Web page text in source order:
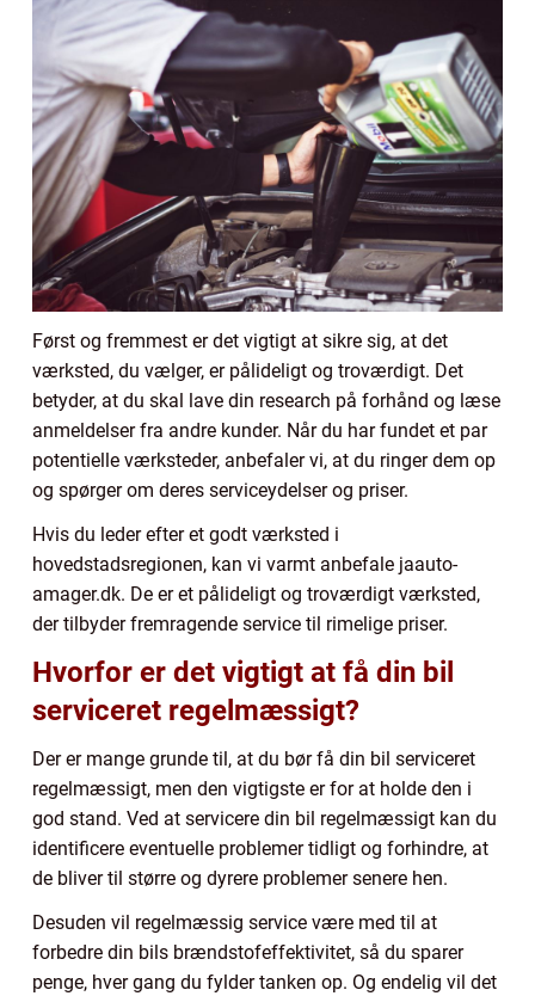
Først og fremmest er det vigtigt at sikre sig, at det
værksted, du vælger, er pålideligt og troværdigt. Det
betyder, at du skal lave din research på forhånd og læse
anmeldelser fra andre kunder. Når du har fundet et par
potentielle værksteder, anbefaler vi, at du ringer dem op
og spørger om deres serviceydelser og priser.
Hvis du leder efter et godt værksted i
hovedstadsregionen, kan vi varmt anbefale jaauto-
amager.dk. De er et pålideligt og troværdigt værksted,
der tilbyder fremragende service til rimelige priser.
Hvorfor er det vigtigt at få din bil
serviceret regelmæssigt?
Der er mange grunde til, at du bør få din bil serviceret
regelmæssigt, men den vigtigste er for at holde den i
god stand. Ved at servicere din bil regelmæssigt kan du
identificere eventuelle problemer tidligt og forhindre, at
de bliver til større og dyrere problemer senere hen.
Desuden vil regelmæssig service være med til at
forbedre din bils brændstofeffektivitet, så du sparer
penge, hver gang du fylder tanken op. Og endelig vil det